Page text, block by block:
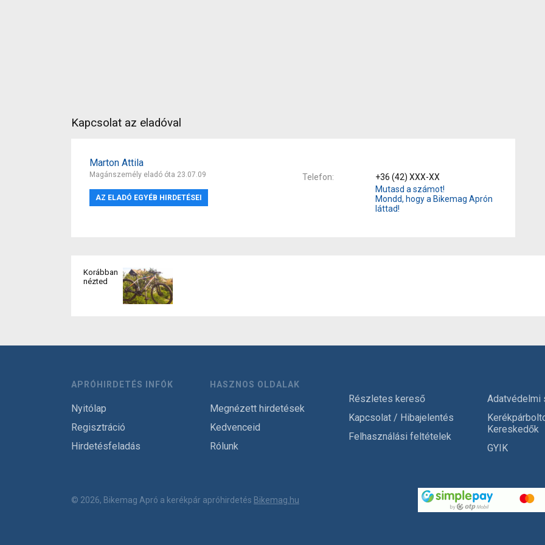
Kapcsolat az eladóval
Marton Attila
Magánszemély eladó óta 23.07.09
AZ ELADÓ EGYÉB HIRDETÉSEI
Telefon
+36 (42) XXX-XX
Mutasd a számot!
Mondd, hogy a Bikemag Aprón
láttad!
Korábban
nézted
APRÓHIRDETÉS INFÓK
Nyitólap
Regisztráció
Hirdetésfeladás
HASZNOS OLDALAK
Megnézett hirdetések
Kedvenceid
Rólunk
Részletes kereső
Kapcsolat / Hibajelentés
Felhasználási feltételek
Adatvédelmi
Kereskedők
GYIK
© 2026, Bikemag Apró a kerékpár apróhirdetés Bikemag.hu